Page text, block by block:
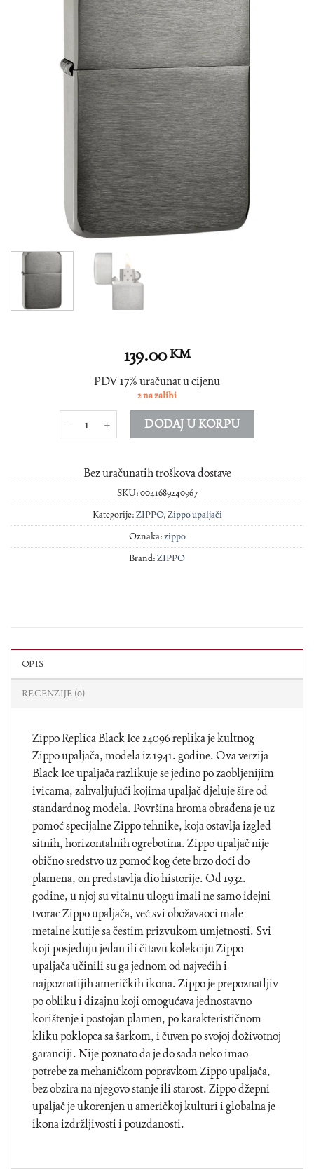
139.00KM
PDV 17% uračunat u cijenu
2 na zalihi
ZIPPO UPALJAČ 24096 količina
DODAJ U KORPU
Bez uračunatih troškova dostave
SKU:0041689240967
Kategorije:ZIPPO,Zippo upaljači
Oznaka:zippo
Brand:ZIPPO
OPIS
RECENZIJE (0)
Zippo Replica Black Ice 24096 replika je kultnog
Zippo upaljača, modela iz 1941. godine. Ova verzija
Black Ice upaljača razlikuje se jedino po zaobljenijim
ivicama, zahvaljujući kojima upaljač djeluje šire od
standardnog modela. Površina hroma obrađena je uz
pomoć specijalne Zippo tehnike, koja ostavlja izgled
sitnih, horizontalnih ogrebotina. Zippo upaljač nije
obično sredstvo uz pomoć kog ćete brzo doći do
plamena, on predstavlja dio historije. Od 1932.
godine, u njoj su vitalnu ulogu imali ne samo idejni
tvorac Zippo upaljača, već svi obožavaoci male
metalne kutije sa čestim prizvukom umjetnosti. Svi
koji posjeduju jedan ili čitavu kolekciju Zippo
upaljača učinili su ga jednom od najvećih i
najpoznatijih američkih ikona. Zippo je prepoznatljiv
po obliku i dizajnu koji omogućava jednostavno
korištenje i postojan plamen, po karakterističnom
kliku poklopca sa šarkom, i čuven po svojoj doživotnoj
garanciji. Nije poznato da je do sada neko imao
potrebe za mehaničkom popravkom Zippo upaljača,
bez obzira na njegovo stanje ili starost. Zippo džepni
upaljač je ukorenjen u američkoj kulturi i globalna je
ikona izdržljivosti i pouzdanosti.